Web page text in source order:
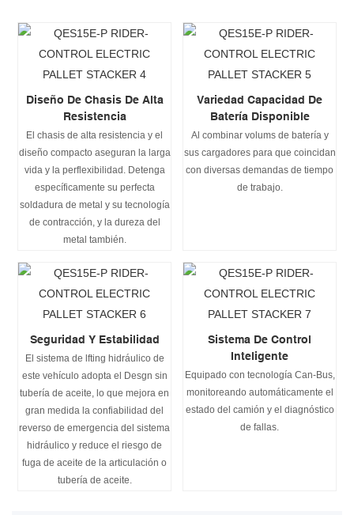
Diseño De Chasis De Alta
Resistencia
El chasis de alta resistencia y el
diseño compacto aseguran la larga
vida y la perflexibilidad. Detenga
específicamente su perfecta
soldadura de metal y su tecnología
de contracción, y la dureza del
metal también.
Variedad Capacidad De
Batería Disponible
Al combinar volums de batería y
sus cargadores para que coincidan
con diversas demandas de tiempo
de trabajo.
Seguridad Y Estabilidad
El sistema de lfting hidráulico de
este vehículo adopta el Desgn sin
tubería de aceite, lo que mejora en
gran medida la confiabilidad del
reverso de emergencia del sistema
hidráulico y reduce el riesgo de
fuga de aceite de la articulación o
tubería de aceite.
Sistema De Control
Inteligente
Equipado con tecnología Can-Bus,
monitoreando automáticamente el
estado del camión y el diagnóstico
de fallas.